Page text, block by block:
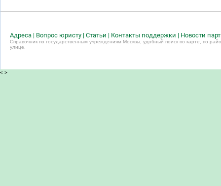
Адреса | Вопрос юристу | Статьи | Контакты поддержки | Новости
Справочник по государственным учреждениям Москвы, удобный поиск по карте, по
улице.
< >